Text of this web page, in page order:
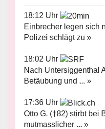
18:12 Uhr
Einbrecher legen sich
Polizei schlägt zu »
18:02 Uhr
Nach Untersiggenthal
Betäubung und ... »
17:36 Uhr
Otto G. (†82) stirbt bei
mutmasslicher ... »